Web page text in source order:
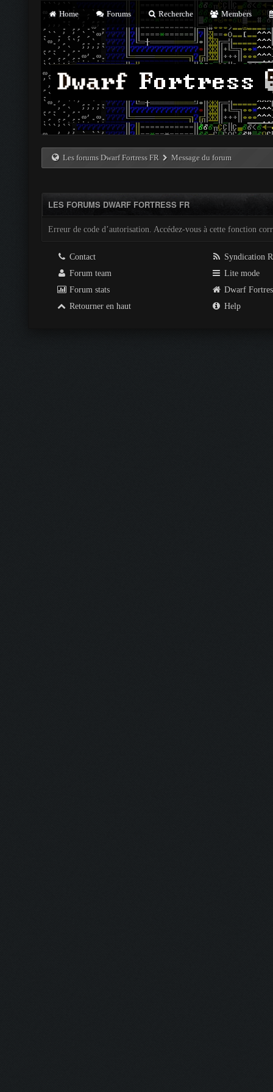
Home Forums Recherche Members
Les forums Dwarf Fortress FR Message du forum
LES FORUMS DWARF FORTRESS FR
Erreur de code d’autorisation. Accédez-vous à cette fonction
Contact
Forum team
Forum stats
Retourner en haut
Syndication
Lite mode
Dwarf
Help